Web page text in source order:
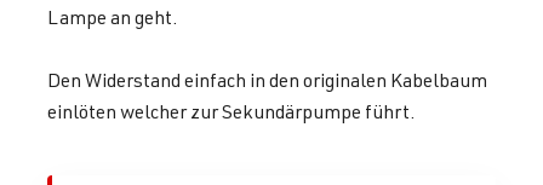
Lampe an geht.
Den Widerstand einfach in den originalen Kabelbaum
einlöten welcher zur Sekundärpumpe führt.